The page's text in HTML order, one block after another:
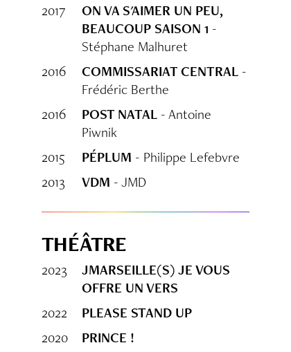
2017
ON VA S'AIMER UN PEU,
BEAUCOUP SAISON 1 -
Stéphane Malhuret
2016
COMMISSARIAT CENTRAL -
Frédéric Berthe
2016
POST NATAL - Antoine
Piwnik
2015
PÉPLUM - Philippe Lefebvre
2013
VDM - JMD
THÉÂTRE
2023
JMARSEILLE(S) JE VOUS
OFFRE UN VERS
2022
PLEASE STAND UP
2020
PRINCE !